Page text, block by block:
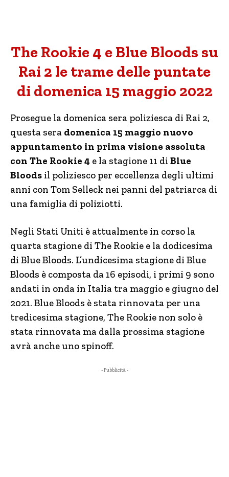
The Rookie 4 e Blue Bloods su
Rai 2 le trame delle puntate
di domenica 15 maggio 2022
Prosegue la domenica sera poliziesca di Rai 2,
questa sera domenica 15 maggio nuovo
appuntamento in prima visione assoluta
con The Rookie 4 e la stagione 11 di Blue
Bloods il poliziesco per eccellenza degli ultimi
anni con Tom Selleck nei panni del patriarca di
una famiglia di poliziotti.
Negli Stati Uniti è attualmente in corso la
quarta stagione di The Rookie e la dodicesima
di Blue Bloods. L’undicesima stagione di Blue
Bloods è composta da 16 episodi, i primi 9 sono
andati in onda in Italia tra maggio e giugno del
2021. Blue Bloods è stata rinnovata per una
tredicesima stagione, The Rookie non solo è
stata rinnovata ma dalla prossima stagione
avrà anche uno spinoff.
- Pubblicità -